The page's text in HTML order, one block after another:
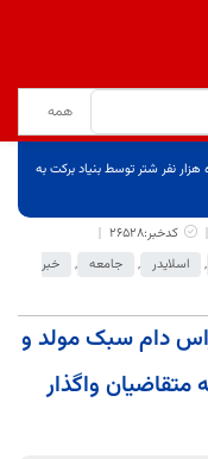
مولد و ده هزار نفر شتر توسط بنیاد برکت به
کدخبر:26528
, اسلایدر , جامعه ,
خبر
اشتغال ۲۵ هزار راس دام سبک مولد و
متقاضیان واگذار